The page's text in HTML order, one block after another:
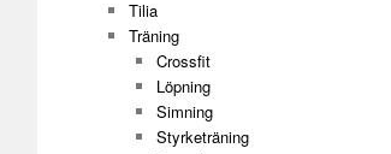
Tilia
Träning
Crossfit
Löpning
Simning
Styrketräning